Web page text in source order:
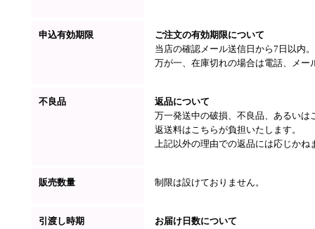
申込有効期限
ご注文の有効期限について
当店の確認メール送信日から7日以内。
万が一、在庫切れの場合は電話、メー
不良品
返品について
万一発送中の破損、不良品、あるい
返送料はこちらが負担いたします。
上記以外の理由での返品には応じかね
販売数量 制限は設けておりません。
引渡し時期
お届け日数について